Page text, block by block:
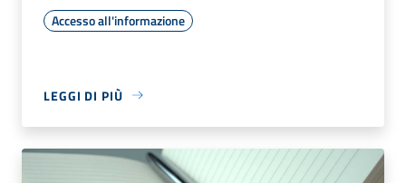
Accesso all'informazione
LEGGI DI PIÙ